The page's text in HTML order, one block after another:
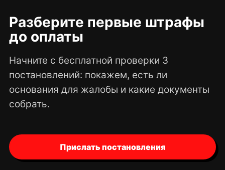
Разберите первые штрафы
до оплаты
Начните с бесплатной проверки 3
постановлений: покажем, есть ли
основания для жалобы и какие документы
собрать.
Прислать постановления